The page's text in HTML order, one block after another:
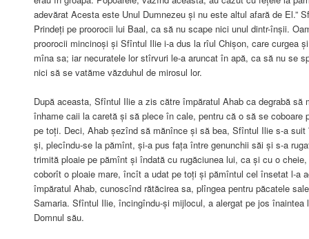
adevărat Acesta este Unul Dumnezeu și nu este altul afară de El.”
Prindeți pe proorocii lui Baal, ca să nu scape nici unul dintr-înșii.
proorocii mincinoși și Sfîntul Ilie i-a dus la rîul Chișon, care curgea
mîna sa; iar necuratele lor stîrvuri le-a aruncat în apă, ca să nu se
nici să se vatăme văzduhul de mirosul lor.
După aceasta, Sfîntul Ilie a zis către împăratul Ahab ca degrabă să
înhame caii la caretă și să plece în cale, pentru că o să se coboare
pe toți. Deci, Ahab șezînd să mănînce și să bea, Sfîntul Ilie s-a suit
și, plecîndu-se la pămînt, și-a pus fața între genunchii săi și s-a
trimită ploaie pe pămînt și îndată cu rugăciunea lui, ca și cu o
coborît o ploaie mare, încît a udat pe toți și pămîntul cel însetat l-a
împăratul Ahab, cunoscînd rătăcirea sa, plîngea pentru păcatele
Samaria. Sfîntul Ilie, încingîndu-și mijlocul, a alergat pe jos înaintea
Domnul său.